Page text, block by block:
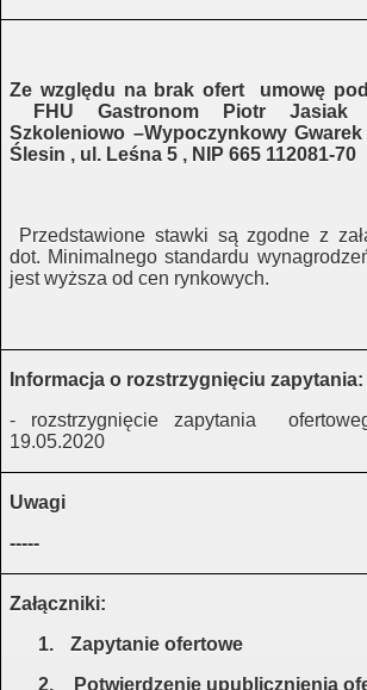
Ze względu na brak ofert
umowę
FHU Gastronom Piotr Jasiak
Szkoleniowo –Wypoczynkowy Gwarek
Ślesin , ul. Leśna 5 , NIP 665 112081-70
Przedstawione stawki są zgodne z
dot. Minimalnego standardu
jest wyższa od cen rynkowych.
Informacja o rozstrzygnięciu zapytania:
- rozstrzygnięcie zapytania
19.05.2020
Uwagi
-----
Załączniki:
1.
Zapytanie ofertowe
2.
Potwierdzenie upublicznienia
rynku
rynku